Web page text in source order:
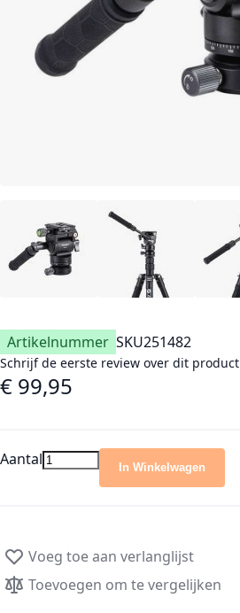
Artikelnummer SKU251482
Schrijf de eerste review over dit product
€ 99,95
Aantal In Winkelwagen
Voeg toe aan verlanglijst
Toevoegen om te vergelijken